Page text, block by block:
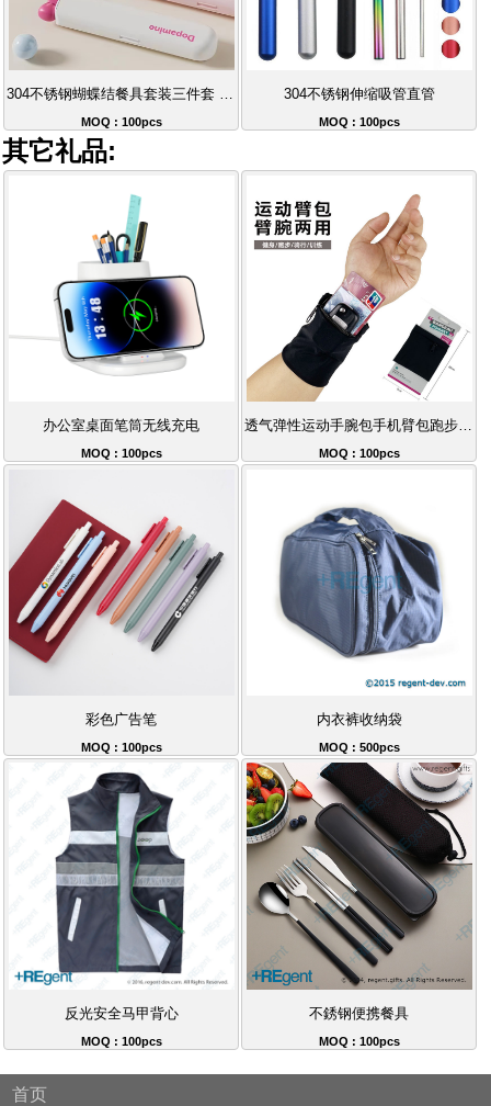
MOQ : 100pcs
304不锈钢伸缩吸管直管
MOQ : 100pcs
其它礼品:
办公室桌面笔筒无线充电
MOQ : 100pcs
透气弹性运动手腕包手机臂包跑步健身必备
MOQ : 100pcs
彩色广告笔
MOQ : 100pcs
内衣裤收纳袋
MOQ : 500pcs
反光安全马甲背心
MOQ : 100pcs
不銹钢便携餐具
MOQ : 100pcs
首页